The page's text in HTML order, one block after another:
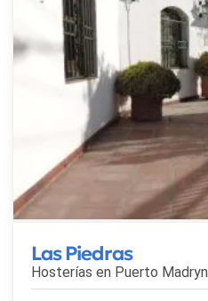
Las Piedras
Hosterías en Puerto Madryn